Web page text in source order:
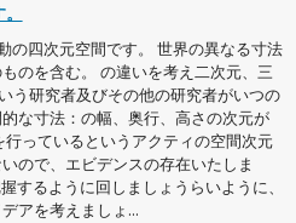
の四次元空間です。 世界の異なる寸法
のを含む。 の違いを考え二次元、三
う研究者及びその他の研究者がいつの
な寸法：の幅、奥行、高さの次元が
っているというアクティの空間次元
ので、エビデンスの存在いたしま
するように回しましょうらいように、
アを考えましょ...